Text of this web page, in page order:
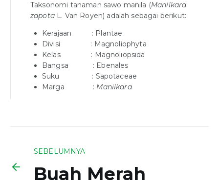
Taksonomi tanaman sawo manila (Manilkara
zapota L. Van Royen) adalah sebagai berikut:
Kerajaan : Plantae
Divisi : Magnoliophyta
Kelas : Magnoliopsida
Bangsa : Ebenales
Suku : Sapotaceae
Marga : Manilkara
SEBELUMNYA
Buah Merah